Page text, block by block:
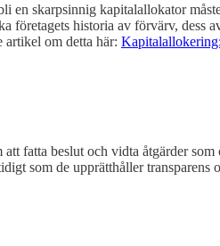
skarpsinnig kapitalallokator
företagets historia av förvärv, dess
artikel om detta här:
fatta beslut och vidta åtgärder som
som de upprätthåller transparens